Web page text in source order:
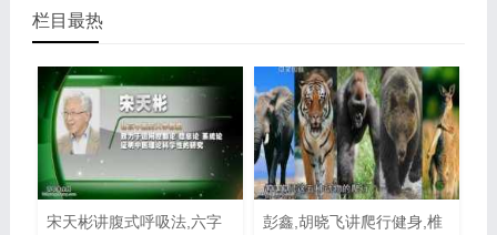
栏目最热
宋天彬讲腹式呼吸法,六字
彭鑫,胡晓飞讲爬行健身,椎